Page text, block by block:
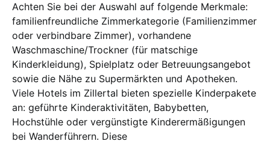
Achten Sie bei der Auswahl auf folgende Merkmale:
familienfreundliche Zimmerkategorie (Familienzimmer
oder verbindbare Zimmer), vorhandene
Waschmaschine/Trockner (für matschige
Kinderkleidung), Spielplatz oder Betreuungsangebot
sowie die Nähe zu Supermärkten und Apotheken.
Viele Hotels im Zillertal bieten spezielle Kinderpakete
an: geführte Kinderaktivitäten, Babybetten,
Hochstühle oder vergünstigte Kinderermäßigungen
bei Wanderführern. Diese